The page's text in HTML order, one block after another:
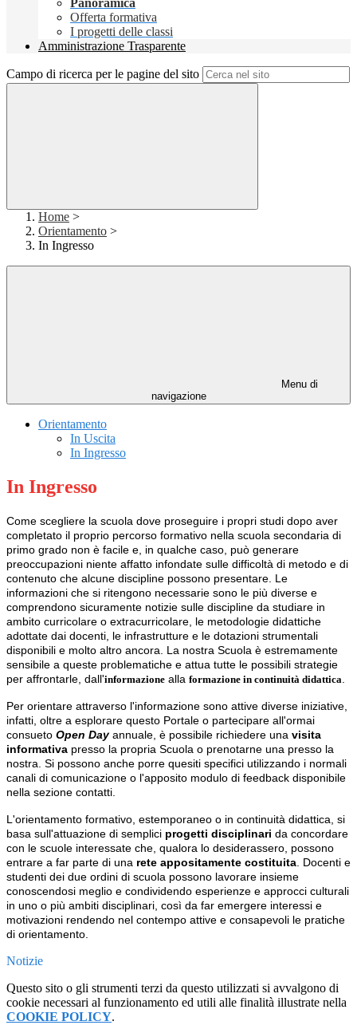
Panoramica
Offerta formativa
I progetti delle classi
Amministrazione Trasparente
Campo di ricerca per le pagine del sito
Home >
Orientamento >
In Ingresso
Menu di
navigazione
Orientamento
In Uscita
In Ingresso
In Ingresso
Come scegliere la scuola dove proseguire i propri studi dopo aver
completato il proprio percorso formativo nella scuola secondaria di
primo grado non è facile e, in qualche caso, può generare
preoccupazioni niente affatto infondate sulle difficoltà di metodo e di
contenuto che alcune discipline possono presentare. Le
informazioni che si ritengono necessarie sono le più diverse e
comprendono sicuramente notizie sulle discipline da studiare in
ambito curricolare o extracurricolare, le metodologie didattiche
adottate dai docenti, le infrastrutture e le dotazioni strumentali
disponibili e molto altro ancora. La nostra Scuola è estremamente
sensibile a queste problematiche e attua tutte le possibili strategie
per affrontarle, dall'informazione alla formazione in continuità didattica
Per orientare attraverso l'informazione sono attive diverse iniziative,
infatti, oltre a esplorare questo Portale o partecipare all'ormai
consueto Open Dayannuale, è possibile richiedere una visita
informativa presso la propria Scuola o prenotarne una presso la
nostra. Si possono anche porre quesiti specifici utilizzando i normali
canali di comunicazione o l'apposito modulo di feedback disponibile
nella sezione contatti.
L'orientamento formativo, estemporaneo o in continuità didattica, si
basa sull'attuazione di semplici progetti disciplinari da concordare
con le scuole interessate che, qualora lo desiderassero, possono
entrare a far parte di una rete appositamente costituita . Docenti e
studenti dei due ordini di scuola possono lavorare insieme
conoscendosi meglio e condividendo esperienze e approcci culturali
in uno o più ambiti disciplinari, così da far emergere interessi e
motivazioni rendendo nel contempo attive e consapevoli le pratiche
di orientamento.
Notizie
Questo sito o gli strumenti terzi da questo utilizzati si avvalgono di
cookie necessari al funzionamento ed utili alle finalità illustrate nella
COOKIE POLICY.